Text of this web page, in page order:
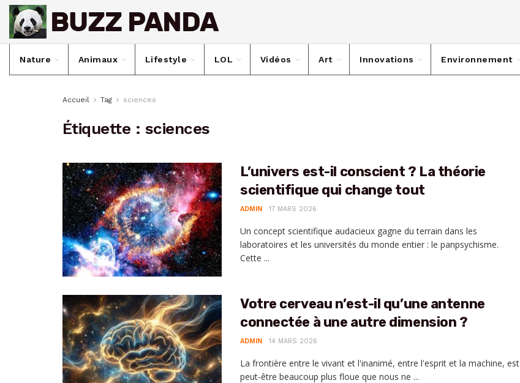
Nature Animaux Lifestyle LOL Vidéos Art Innovations Environnement
Accueil Tag sciences
Étiquette : sciences
L’univers est-il conscient ? La théorie
scientifique qui change tout
ADMIN 17 MARS 2026
Un concept scientifique audacieux gagne du terrain dans les
laboratoires et les universités du monde entier : le panpsychisme.
Cette ...
Votre cerveau n’est-il qu’une antenne
connectée à une autre dimension ?
ADMIN 14 MARS 2026
La frontière entre le vivant et l'inanimé, entre l'esprit et la machine, est
peut-être beaucoup plus floue que nous ne ...